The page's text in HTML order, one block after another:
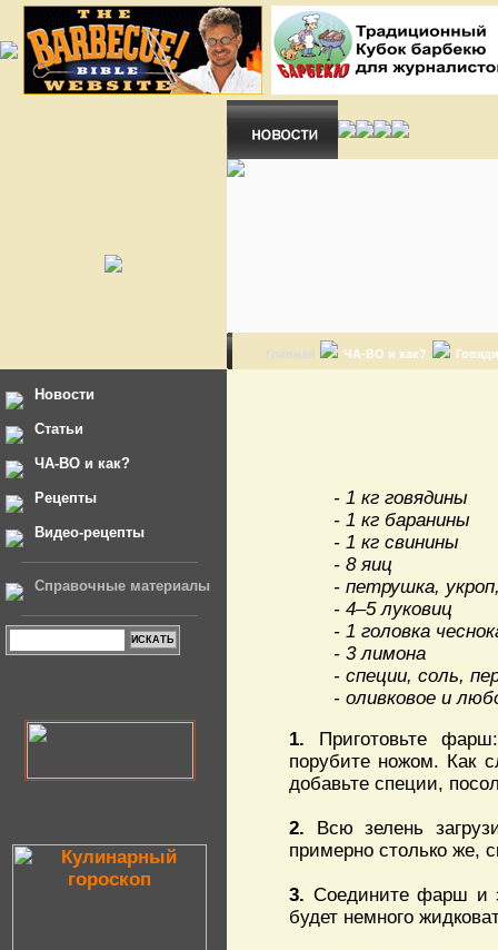
Главная ЧА-ВО и как?
Новости
Статьи
ЧА-ВО и как?
Рецепты
Видео-рецепты
Справочные материалы
- 1 кг говядины
- 1 кг баранины
- 1 кг свинины
- 8 яиц
- петрушка,
- 4–5 луковиц
- 1 головка
- 3 лимона
- специи, соль,
- оливковое и
1. Приготовьте
порубите ножом. Как
добавьте специи,
2. Всю зелень
примерно столько же,
3. Соедините фарш и
будет немного